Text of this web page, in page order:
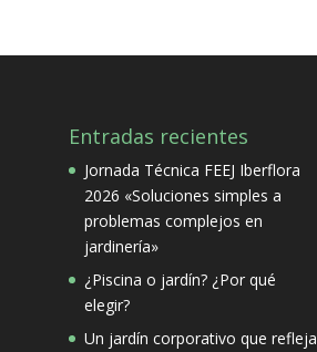
Entradas recientes
Jornada Técnica FEEJ Iberflora
2026 «Soluciones simples a
problemas complejos en
jardinería»
¿Piscina o jardín? ¿Por qué
elegir?
Un jardín corporativo que refleja